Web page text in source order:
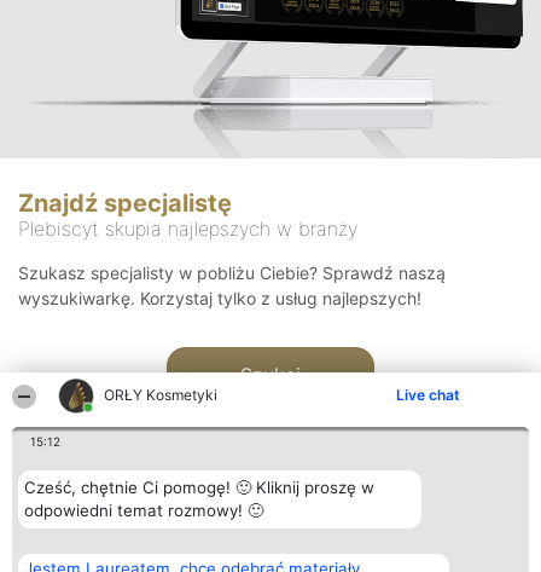
ORŁY Kosmetyki Live chat
15:12
Cześć, chętnie Ci pomogę! 🙂 Kliknij proszę w
odpowiedni temat rozmowy! 🙂
Znajdź specjalistę
Plebiscyt skupia najlepszych w branży
Szukasz specjalisty w pobliżu Ciebie? Sprawdź naszą
wyszukiwarkę. Korzystaj tylko z usług najlepszych!
Szukaj
Organizator plebiscytu Plebiscyt Blog Kontakt